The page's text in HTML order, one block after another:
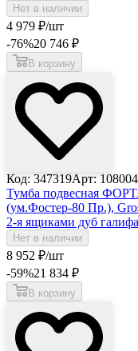
Нет в наличии
4 979 ₽/шт
-76%20 746 ₽
В корзину
Код: 347319Арт: 108004
Тумба подвесная
(ум.Фостер-80 Пр.),
2-я ящиками дуб
Нет в наличии
8 952 ₽/шт
-59%21 834 ₽
В корзину